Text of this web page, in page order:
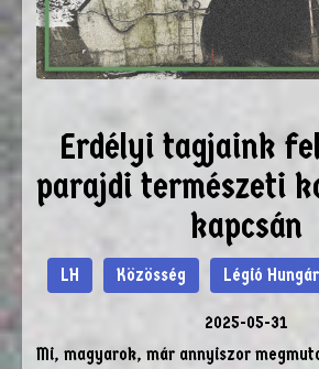
Erdélyi tagjaink
parajdi természeti
kapcsán
LH Közösség Légió
2025-05-31
Mi, magyarok, már annyiszor